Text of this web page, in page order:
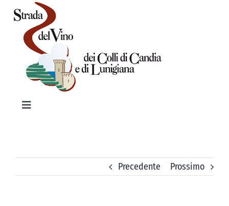
Salta
contenuto
Toggle
Precedente Prossimo